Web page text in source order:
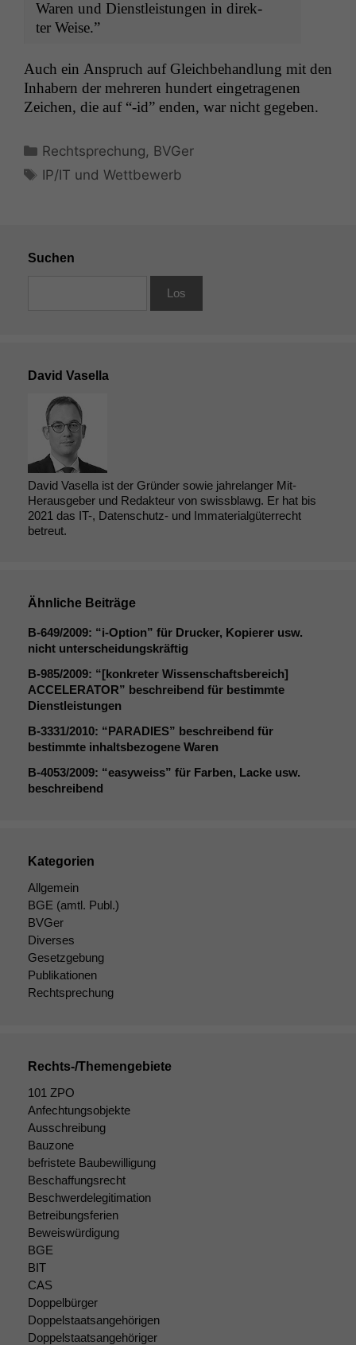
Waren und Dien­stleis­tun­gen in direk­
ter Weise.”
Auch ein Anspruch auf Gle­ich­be­hand­lung mit den
Inhab­ern der mehreren hun­dert einge­tra­ge­nen
Zeichen, die auf “-id” enden, war nicht gegeben.
Kategorien
Rechtsprechung, BVGer
Schlagwörter
IP/IT und Wettbewerb
Suchen
David Vasella
David Vasella ist der Gründer sowie jahrelanger Mit-
Herausgeber und Redakteur von swissblawg. Er hat bis
2021 das IT-, Datenschutz- und Immaterialgüterrecht
betreut.
Ähnliche Beiträge
B‑649/2009: “i‑Option” für Drucker, Kopierer usw.
nicht unterscheidungskräftig
B‑985/2009: “[konkreter Wissenschaftsbereich]
ACCELERATOR” beschreibend für bestimmte
Dienstleistungen
B‑3331/2010: “PARADIES” beschreibend für
bestimmte inhaltsbezogene Waren
B‑4053/2009: “easyweiss” für Farben, Lacke usw.
beschreibend
Kategorien
Allgemein
BGE (amtl. Publ.)
BVGer
Diverses
Gesetzgebung
Publikationen
Rechtsprechung
Rechts-/Themengebiete
101 ZPO
Anfechtungsobjekte
Ausschreibung
Bauzone
befristete Baubewilligung
Beschaffungsrecht
Beschwerdelegitimation
Betreibungsferien
Beweiswürdigung
BGE
BIT
CAS
Doppelbürger
Doppelstaatsangehörigen
Doppelstaatsangehöriger